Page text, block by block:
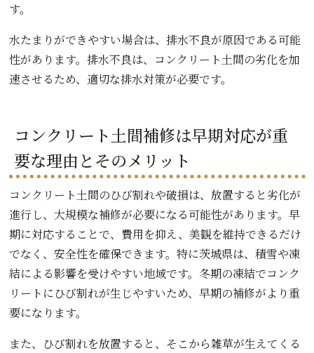
す。
水たまりができやすい場合は、排水不良が原因である可能
性があります。排水不良は、コンクリート土間の劣化を加
速させるため、適切な排水対策が必要です。
コンクリート土間補修は早期対応が重
要な理由とそのメリット
コンクリート土間のひび割れや破損は、放置すると劣化が
進行し、大規模な補修が必要になる可能性があります。早
期に対応することで、費用を抑え、美観を維持できるだけ
でなく、安全性を確保できます。特に茨城県は、積雪や凍
結による影響を受けやすい地域です。冬期の凍結でコンク
リートにひび割れが生じやすいため、早期の補修がより重
要になります。
また、ひび割れを放置すると、そこから雑草が生えてくる